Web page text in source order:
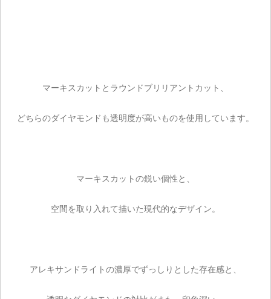
マーキスカットとラウンドブリリアントカット、
どちらのダイヤモンドも透明度が高いものを使用しています。
マーキスカットの鋭い個性と、
空間を取り入れて描いた現代的なデザイン。
アレキサンドライトの濃厚でずっしりとした存在感と、